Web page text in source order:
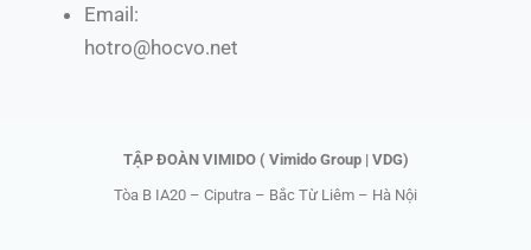
Email:
hotro@hocvo.net
o
t
TẬP ĐOÀN VIMIDO ( Vimido Group | VDG)
Tòa B IA20 – Ciputra – Bắc Từ Liêm – Hà Nội